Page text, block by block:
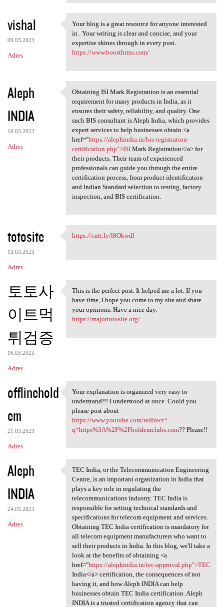
vishal
09.03.2023
Adres
Your blog is a great resource
Your blog is a great resource for anyone interested
in . Your writing is clear and concise, and your
expertise shines through in every post.
https://www.boosthrms.com/
Aleph
INDIA
10.03.2023
Adres
Obtaining ISI Mark
Obtaining ISI Mark Registration is an essential
requirement for many products in India, as it
ensures their safety, reliability, and quality. One
such BIS consultant is Aleph India, which provides
expert services to help businesses obtain <a
href="https://alephindia.in/bis-registration-
certification.php">ISIMark Registration</a> for
their products. Their team of experienced
professionals can guide you through the entire
certification process, from product identification
and Indian Standard selection to testing, factory
inspection, and BIS certification.
totosite
13.03.2023
Adres
https://cutt.ly/l8Okwdl
https://cutt.ly/l8Okwdl
토토사
이트먹
튀검증
16.03.2023
Adres
This is the perfect post. It
This is the perfect post. It helped me a lot. If you
have time, I hope you come to my site and share
your opinions. Have a nice day.
https://majortotosite.org/
offlinehold
em
21.03.2023
Adres
Your explanation is organized
Your explanation is organized very easy to
understand!!! I understood at once. Could you
please post about
https://www.youtube.com/redirect?
q=https%3A%2F%2Fholdemclubs.com?? Please!!
Aleph
INDIA
24.03.2023
Adres
TEC India, or the
TEC India, or the Telecommunication Engineering
Centre, is an important organization in India that
plays a key role in regulating the
telecommunications industry. TEC India is
responsible for setting technical standards and
specifications for telecom equipment and services.
Obtaining TEC India certification is mandatory for
all telecom equipment manufacturers who want to
sell their products in India. In this blog, we'll take a
look at the benefits of obtaining <a
href="https://alephindia.in/tec-approval.php">TEC
India</a> certification, the consequences of not
having it, and how Aleph INDIA can help
businesses obtain TEC India certification. Aleph
INDIA is a trusted certification agency that can